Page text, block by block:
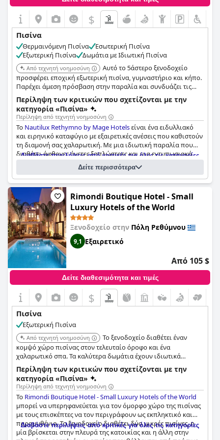
$
Πισίνα
Θερμαινόμενη Πισίνα
Εσωτερική Πισίνα
Εξωτερική Πισίνα
Δωμάτια με Ιδιωτική Πισίνα
Από τεχνητή νοημοσύνη
Αυτό το 5άστερο ξενοδοχείο
προσφέρει εποχική εξωτερική πισίνα, γυμναστήριο και κήπο.
Παρέχει άμεση πρόσβαση στην παραλία και συνδυάζει τις
ανέσεις ενός αστικού ξενοδοχείου με την εμπειρία ενός
θερέτρου. Το Nautilux προσφέρει κομψό δείπνο και σπα.
Περίληψη των κριτικών που σχετίζονται με την
κατηγορία «Πισίνα»
Περίληψη από τεχνητή νοημοσύνη
Το Nautilux Rethymno by Mage Hotelsείναι ένα ειδυλλιακό
και ειρηνικό καταφύγιο με εξαιρετικές ανέσεις που καθιστούν
τη διαμονή σας χαλαρωτική. Με μια ιδιωτική παραλία που
διαθέτει άφθονες άνετες ξαπλώστρες και μια εντυπωσιακή
κύρια πισίνα σε σχήμα πέταλου, οι επισκέπτες έχουν πολλές
επιλογές για να απολαύσουν τον ήλιο. Η πισίνα είναι όμορφα
συντηρημένη και καλά εξοπλισμένη με δωρεάν ξαπλώστρες
και προσεκτικό προσωπικό που διασφαλίζει ότι οι
επισκέπτες παραμένουν ενυδατωμένοι χωρίς καν να αφήνουν
την ξαπλώστρα τους. Γύρω από τις δύο πανέμορφες πισίνες
υπάρχει πανέμορφη διαμόρφωση του τοπίου που προσθέτει
στην γαλήνια ατμόσφαιρα. Το βράδυ, οι επισκέπτες μπορούν
να απολαύσουν υπέροχη ζωντανή μουσική γύρω από την
πισίνα. Ενώ ορισμένοι επισκέπτες βρήκαν τις εξωτερικές
πισίνες κρύες, υπήρχαν επίσης εσωτερικές θερμαινόμενες
πισίνες. Για τους επισκέπτες που αναζητούν μια πιο
αποκλειστική εμπειρία, διατίθενται ιδιωτικές πισίνες, οι
οποίες ωστόσο βρίσκονται κυρίως στη σκιά. Συνολικά, τόσο η
πισίνα όσο και η ιδιωτική παραλία ήταν απολύτως
πεντακάθαρες και το προσωπικό ήταν εξαιρετικό.
Διαβάστε περιλήψεις από κριτικές για όλες τις κατηγορίες
Ερωτηματολόγιο
Τελευταία ενημέρωση απαντήσεων από Nautilux Rethymno by Mage
Αριθμός πισίνων 3
Πληροφορίες για την πισίνα 1
Ονομασία της πισίνας: spiral pool
Τοποθεσία της πισίνας:
Δείτε περισσότερα
Rimondi Boutique Hotel - Small
Luxury Hotels of the World
Ξενοδοχείο στην Πόλη Ρεθύμνου
9,1 Εξαιρετικό
Από 105 $
Δείτε διαθεσιμότητα και τιμές
$
Πισίνα
Εξωτερική Πισίνα
Από τεχνητή νοημοσύνη
Το ξενοδοχείο διαθέτει έναν
κομψό χώρο πισίνας στον τελευταίο όροφο και ένα
χαλαρωτικό σπα. Τα καλύτερα δωμάτια έχουν ιδιωτικά
υδρομασάζ και μπαλκόνια.
Περίληψη των κριτικών που σχετίζονται με την
κατηγορία «Πισίνα»
Περίληψη από τεχνητή νοημοσύνη
Το Rimondi Boutique Hotel - Small Luxury Hotels of the World
μπορεί να υπερηφανεύεται για τον όμορφο χώρο της πισίνας
με τους επισκέπτες να τον περιγράφουν ως εκπληκτικό και
παραμυθένιο. Το ξενοδοχείο διαθέτει δύο μικρές πισίνες, η
μία βρίσκεται στην πλευρά της κατοικίας και η άλλη στην
Διαβάστε περιλήψεις από κριτικές για όλες τις κατηγορίες